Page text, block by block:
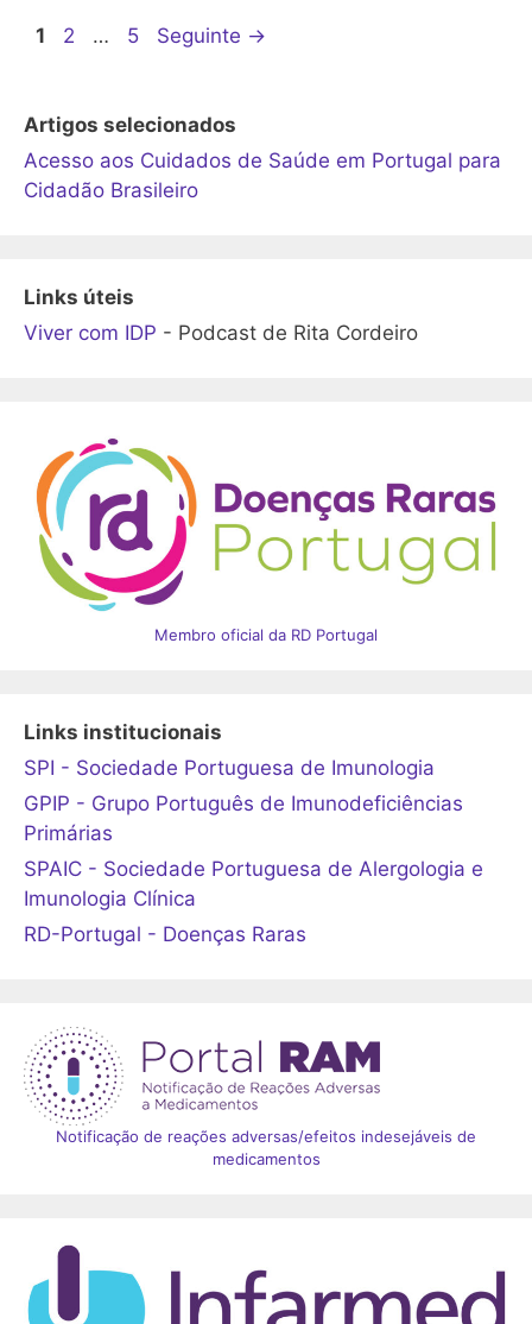
Página
1 Página
2 … Página
5 Seguinte →
Artigos selecionados
Acesso aos Cuidados de Saúde em Portugal para
Cidadão Brasileiro
Links úteis
Viver com IDP - Podcast de Rita Cordeiro
Membro oficial da RD Portugal
Links institucionais
SPI - Sociedade Portuguesa de Imunologia
GPIP - Grupo Português de Imunodeficiências
Primárias
SPAIC - Sociedade Portuguesa de Alergologia e
Imunologia Clínica
RD-Portugal - Doenças Raras
Notificação de reações adversas/efeitos indesejáveis de
medicamentos